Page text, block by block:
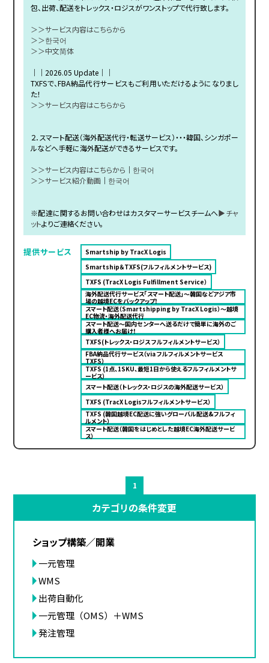
包、出荷、配送をトレックス・ロジスがワンストップで代行致します。
＞＞サービス内容はこちらから
＞＞한국어
＞＞中文简体
｜｜2026.05 Update｜｜
TXFSで、FBA納品代行サービスもご利用いただけるようになりまし
た！
＞＞サービス内容はこちらから
２．スマート配送（海外配送代行・転送サービス）・・・韓国、シンガポー
ルなどへ手軽に海外配送ができるサービスです。
＞＞サービス内容はこちらから ｜ 한국어
＞＞サービス紹介動画 ｜ 한국어
※配達に関するお問い合わせはカスタマーサービスチームへ▶チャ
ットよりご連絡ください。
提供サービス
Smartship by TracX Logis
Smartship＆TXFS(フルフィルメントサービス)
TXFS (TracX Logis Fulfillment Service）
海外配送代行サービス「スマート配送」〜韓国などアジア市
場の越境ECをバックアップ！
スマート配送（Smartshipping by TracX Logis）～越境
EC物流・海外配送代行
スマート配送～国内センターへ送るだけで簡単に海外のご
購入者様へお届け！
TXFS(トレックス・ロジス フルフィルメントサービス）
FBA納品代行サービス（via フルフィルメントサービス
TXFS）
TXFS (1点、1SKU、最短1日から使えるフルフィルメントサ
ービス）
スマート配送（トレックス・ロジスの海外配送サービス）
TXFS (TracX Logisフルフィルメントサービス）
TXFS (韓国越境EC配送に強いグローバル配送&フルフィ
ルメント）
スマート配送（韓国をはじめとした越境EC海外配送サービ
ス）
1
カテゴリの条件変更
ショップ構築／開業
一元管理
WMS
出荷自動化
一元管理（OMS）＋WMS
発注管理